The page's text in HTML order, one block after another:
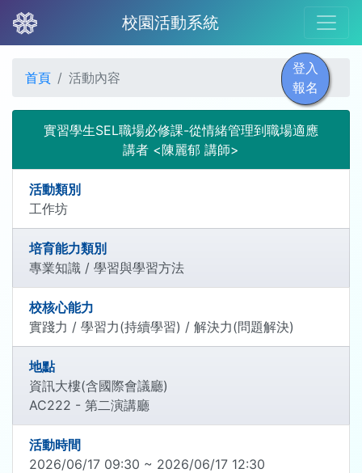
校園活動系統
首頁 活動內容
登入
報名
實習學生SEL職場必修課-從情緒管理到職場適應
講者 <陳麗郁 講師>
活動類別
工作坊
培育能力類別
專業知識 / 學習與學習方法
校核心能力
實踐力 / 學習力(持續學習) / 解決力(問題解決)
地點
資訊大樓(含國際會議廳)
AC222 - 第二演講廳
活動時間
2026/06/17 09:30 ~ 2026/06/17 12:30